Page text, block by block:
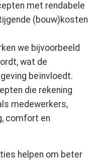
met rendabele
(bouw)kosten
we bijvoorbeeld
wat de
beïnvloedt.
die rekening
medewerkers,
comfort en
helpen om beter